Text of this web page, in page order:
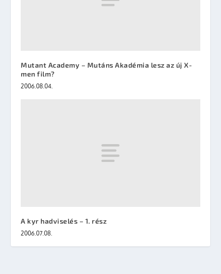
Mutant Academy – Mutáns Akadémia lesz az új X-
men film?
2006.08.04.
A kyr hadviselés – 1. rész
2006.07.08.